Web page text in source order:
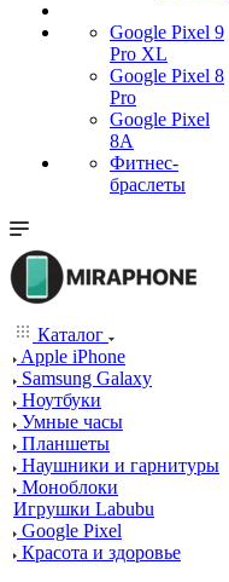
Google Pixel 9
Pro XL
Google Pixel 8
Pro
Google Pixel
8A
Фитнес-
браслеты
Каталог
Apple iPhone
Samsung Galaxy
Ноутбуки
Умные часы
Планшеты
Наушники и гарнитуры
Моноблоки
Игрушки Labubu
Google Pixel
Красота и здоровье